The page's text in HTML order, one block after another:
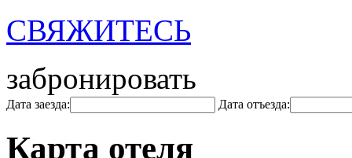
СВЯЖИТЕСЬ
забронировать
Дата заезда: Дата отъезда:
Карта отеля